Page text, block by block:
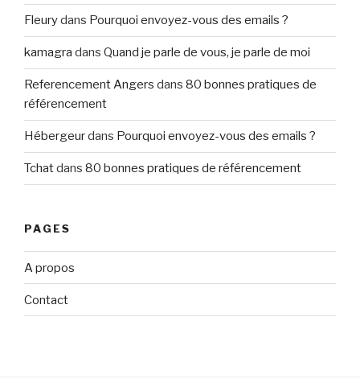
Fleurydans Pourquoi envoyez-vous des emails ?
kamagra dans Quand je parle de vous, je parle de moi
Referencement Angers dans 80 bonnes pratiques de
référencement
Hébergeurdans Pourquoi envoyez-vous des emails ?
Tchatdans 80 bonnes pratiques de référencement
PAGES
A propos
Contact